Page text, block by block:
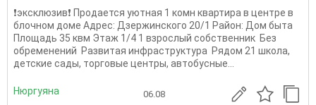
❗эксклюзив❗ Продается уютная 1 комн квартира в центре в
блочном доме Адрес: Дзержинского 20/1 Район: Дом быта
Площадь 35 квм Этаж 1/4 1 взрослый собственник Без
обременений Развитая инфраструктура Рядом 21 школа,
детские сады, торговые центры, автобусные...
Нюргуяна 06.08